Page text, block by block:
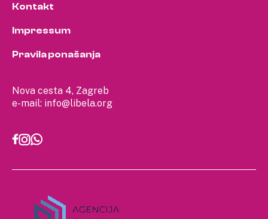
Nova cesta 4, Zagreb
e-mail: info@libela.org
Kontakt
Impressum
Pravila ponašanja